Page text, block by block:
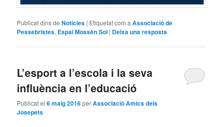
Publicat dins de Notícies | Etiquetat com a Associació de
Pessebristes, Espai Mossèn Sol | Deixa una resposta
L’esport a l’escola i la seva
influència en l’educació
Publicat el6 maig 2016perAssociació Amics dels
Josepets